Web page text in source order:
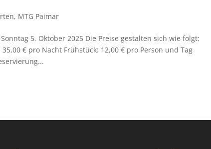
, MTG Paimar
5. Oktober 2025 Die Preise gestalten sich wie folgt:
€ pro Nacht Frühstück: 12,00 € pro Person und Tag